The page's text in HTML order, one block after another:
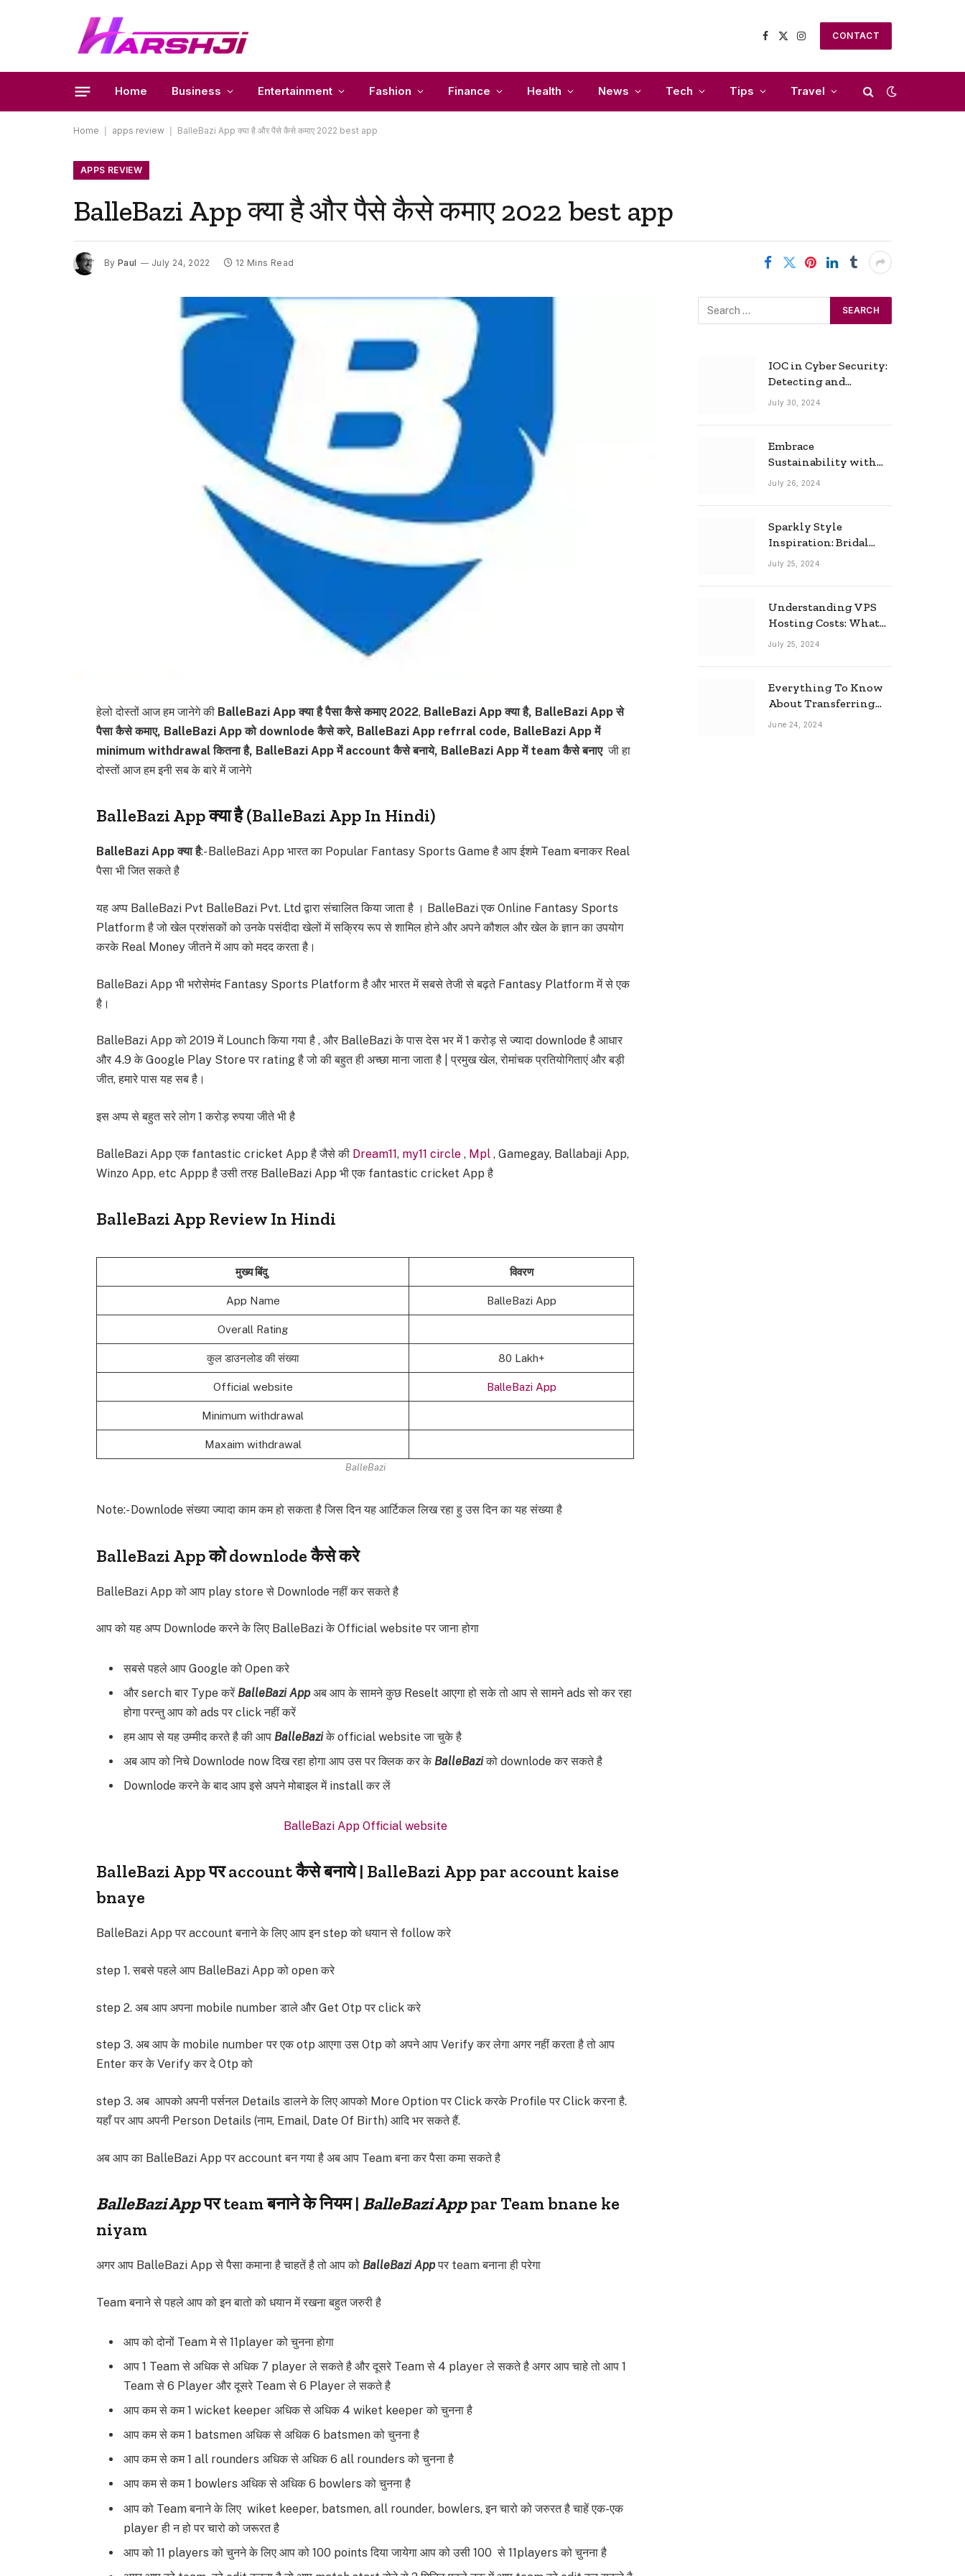
Facebook
X
Instagram
CONTACT
Home Business Entertainment Fashion Finance Health News Tech Tips Travel
Home apps review BalleBazi App क्या है और पैसे कैसे कमाए 2022 best app
APPS REVIEW
BalleBazi App क्या है और पैसे कैसे कमाए 2022 best app
By Paul July 24, 2022 12 Mins Read
हेलो दोस्तों आज हम जानेगे की BalleBazi App क्या है पैसा कैसे कमाए 2022, BalleBazi App क्या है, BalleBazi App से
पैसा कैसे कमाए, BalleBazi App को downlode कैसे करे, BalleBazi App refrral code, BalleBazi App में
minimum withdrawal कितना है, BalleBazi App में account कैसे बनाये, BalleBazi App में team कैसे बनाएजी हा
दोस्तों आज हम इनी सब के बारे में जानेगे
BalleBazi App क्या है (BalleBazi App In Hindi)
BalleBazi App क्या है:- BalleBazi App भारत का Popular Fantasy Sports Game है आप ईशमे Team बनाकर Real
पैसा भी जित सकते है
यह अप्प BalleBazi Pvt BalleBazi Pvt. Ltd द्वारा संचालित किया जाता है । BalleBazi एक Online Fantasy Sports
Platform है जो खेल प्रशंसकों को उनके पसंदीदा खेलों में सक्रिय रूप से शामिल होने और अपने कौशल और खेल के ज्ञान का उपयोग
करके Real Money जीतने में आप को मदद करता है।
BalleBazi App भी भरोसेमंद Fantasy Sports Platform है और भारत में सबसे तेजी से बढ़ते Fantasy Platform में से एक
है।
BalleBazi App को 2019 में Lounch किया गया है , और BalleBazi के पास देस भर में 1 करोड़ से ज्यादा downlode है आधार
और 4.9 के Google Play Store पर rating है जो की बहुत ही अच्छा माना जाता है | प्रमुख खेल, रोमांचक प्रतियोगिताएं और बड़ी
जीत, हमारे पास यह सब है।
इस अप्प से बहुत सरे लोग 1 करोड़ रुपया जीते भी है
BalleBazi App एक fantastic cricket App है जैसे की Dream11, my11 circle , Mpl , Gamegay, Ballabaji App,
Winzo App, etc Appp है उसी तरह BalleBazi App भी एक fantastic cricket App है
BalleBazi App Review In Hindi
मुख्य बिंदु विवरण
App Name BalleBazi App
Overall Rating
कुल डाउनलोड की संख्या 80 Lakh+
Official website BalleBazi App
Minimum withdrawal
Maxaim withdrawal
BalleBazi
Note:- Downlode संख्या ज्यादा काम कम हो सकता है जिस दिन यह आर्टिकल लिख रहा हु उस दिन का यह संख्या है
BalleBazi App को downlode कैसे करे
BalleBazi App को आप play store से Downlode नहीं कर सकते है
आप को यह अप्प Downlode करने के लिए BalleBazi के Official website पर जाना होगा
सबसे पहले आप Google को Open करे
और serch बार Type करें BalleBazi Appअब आप के सामने कुछ Reselt आएगा हो सके तो आप से सामने ads सो कर रहा
होगा परन्तु आप को ads पर click नहीं करें
हम आप से यह उम्मीद करते है की आप BalleBaziके official website जा चुके है
अब आप को निचे Downlode now दिख रहा होगा आप उस पर क्लिक कर के BalleBaziको downlode कर सकते है
Downlode करने के बाद आप इसे अपने मोबाइल में install कर लें
BalleBazi App Official website
BalleBazi App पर account कैसे बनाये | BalleBazi App par account kaise
bnaye
BalleBazi App पर account बनाने के लिए आप इन step को धयान से follow करे
step 1. सबसे पहले आप BalleBazi App को open करे
step 2. अब आप अपना mobile number डाले और Get Otp पर click करे
step 3. अब आप के mobile number पर एक otp आएगा उस Otp को अपने आप Verify कर लेगा अगर नहीं करता है तो आप
Enter कर के Verify कर दे Otp को
step 3. अब आपको अपनी पर्सनल Details डालने के लिए आपको More Option पर Click करके Profile पर Click करना है.
यहाँ पर आप अपनी Person Details (नाम, Email, Date Of Birth) आदि भर सकते हैं.
अब आप का BalleBazi App पर account बन गया है अब आप Team बना कर पैसा कमा सकते है
BalleBazi Appपर team बनाने के नियम | BalleBazi Apppar Team bnane ke
niyam
अगर आप BalleBazi App से पैसा कमाना है चाहतें है तो आप को BalleBazi Appपर team बनाना ही परेगा
Team बनाने से पहले आप को इन बातो को धयान में रखना बहुत जरुरी है
आप को दोनों Team मे से 11player को चुनना होगा
आप 1 Team से अधिक से अधिक 7 player ले सकते है और दूसरे Team से 4 player ले सकते है अगर आप चाहे तो आप 1
Team से 6 Player और दूसरे Team से 6 Player ले सकते है
आप कम से कम 1 wicket keeper अधिक से अधिक 4 wiket keeper को चुनना है
आप कम से कम 1 batsmen अधिक से अधिक 6 batsmen को चुनना है
आप कम से कम 1 all rounders अधिक से अधिक 6 all rounders को चुनना है
आप कम से कम 1 bowlers अधिक से अधिक 6 bowlers को चुनना है
आप को Team बनाने के लिए wiket keeper, batsmen, all rounder, bowlers, इन चारो को जरुरत है चाहें एक-एक
player ही न हो पर चारो को जरूरत है
आप को 11 players को चुनने के लिए आप को 100 points दिया जायेगा आप को उसी 100 से 11players को चुनना है
IOC in Cyber Security:
Detecting and
Responding to Cyber
July 30, 2024
Embrace
Sustainability with
Horow: The Eco-
July 26, 2024
Sparkly Style
Inspiration: Bridal
Necklace Ideas for the
July 25, 2024
Understanding VPS
Hosting Costs: What
to Expect
July 25, 2024
Everything To Know
About Transferring
Your Mortgage
June 24, 2024